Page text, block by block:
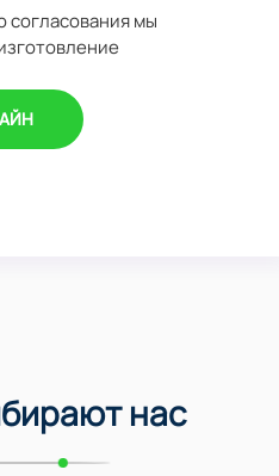
согласования мы
нас